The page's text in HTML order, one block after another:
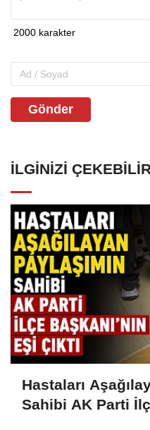
Gönder
İLGINIZI ÇEKEBILIR
Hastaları
Sahibi AK Parti